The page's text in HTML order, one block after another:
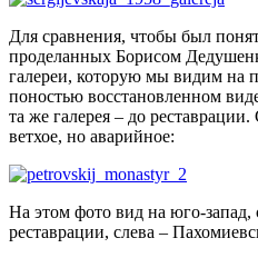
Для сравнения, чтобы был
проделанных Борисом
галереи, которую мы видим на
поностью восстановленном
та же галерея – до
ветхое, но аварийное:
На этом фото вид на юго-запад,
реставрации, слева –